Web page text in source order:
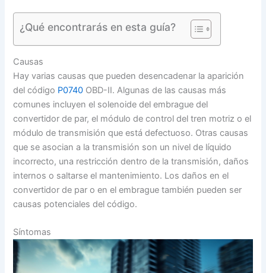
¿Qué encontrarás en esta guía?
Causas
Hay varias causas que pueden desencadenar la aparición
del código P0740 OBD-II. Algunas de las causas más
comunes incluyen el solenoide del embrague del
convertidor de par, el módulo de control del tren motriz o el
módulo de transmisión que está defectuoso. Otras causas
que se asocian a la transmisión son un nivel de líquido
incorrecto, una restricción dentro de la transmisión, daños
internos o saltarse el mantenimiento. Los daños en el
convertidor de par o en el embrague también pueden ser
causas potenciales del código.
Síntomas